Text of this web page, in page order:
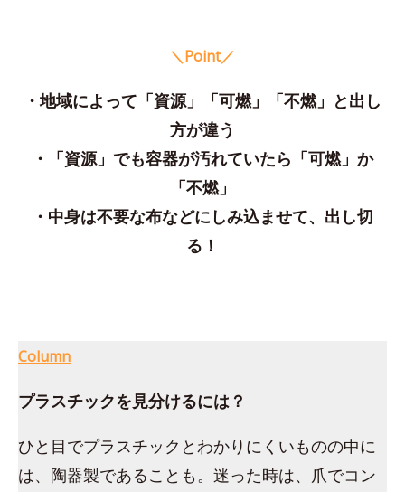
＼Point／
・地域によって「資源」「可燃」「不燃」と出し
方が違う
・「資源」でも容器が汚れていたら「可燃」か
「不燃」
・中身は不要な布などにしみ込ませて、出し切
る！
Column
プラスチックを見分けるには？
ひと目でプラスチックとわかりにくいものの中に
は、陶器製であることも。迷った時は、爪でコン